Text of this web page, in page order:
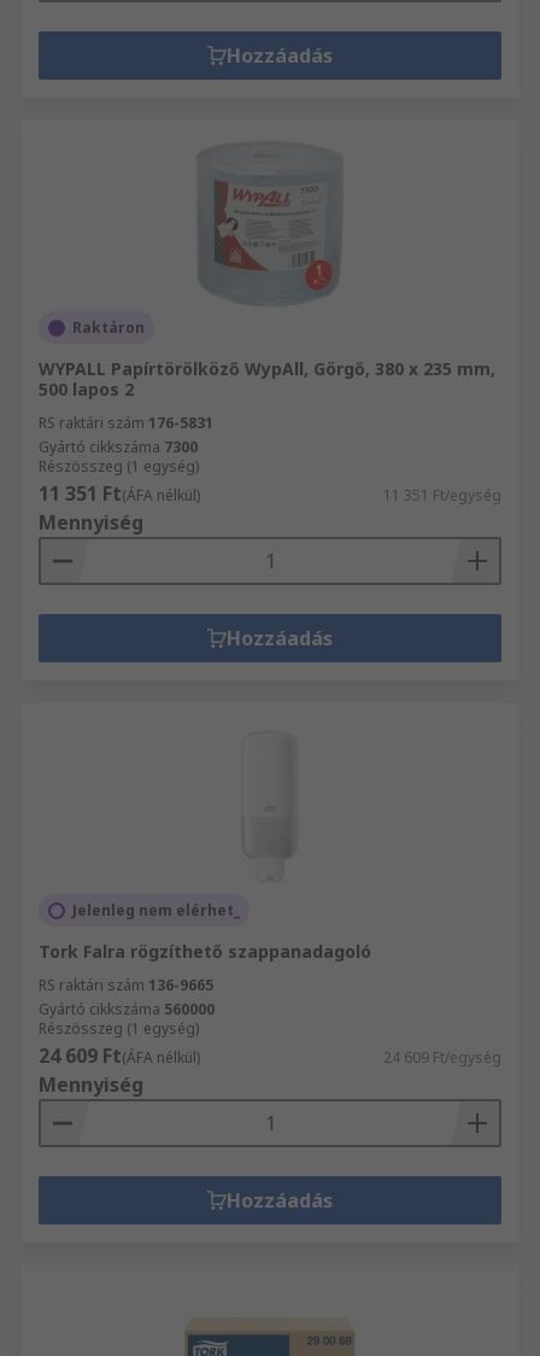
Hozzáadás
Raktáron
WYPALL Papírtörölköző WypAll, Görgő, 380 x 235 mm,
500 lapos 2
RS raktári szám 176-5831
Gyártó cikkszáma 7300
Részösszeg (1 egység)
11 351 Ft(ÁFA nélkül) 11 351 Ft/egység
Mennyiség
Hozzáadás
Jelenleg nem elérhet_
Tork Falra rögzíthető szappanadagoló
RS raktári szám 136-9665
Gyártó cikkszáma 560000
Részösszeg (1 egység)
24 609 Ft(ÁFA nélkül) 24 609 Ft/egység
Mennyiség
Hozzáadás